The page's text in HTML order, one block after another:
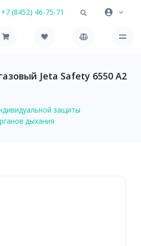
+7 (8452) 46-75-71
Jeta Safety 6550 А2
защиты
дыхания